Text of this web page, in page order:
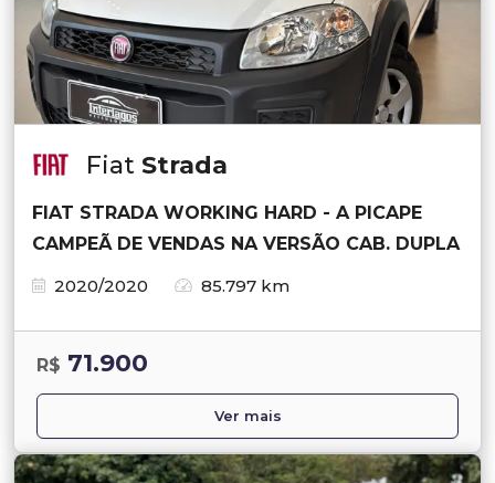
Fiat Strada
FIAT STRADA WORKING HARD - A PICAPE
CAMPEÃ DE VENDAS NA VERSÃO CAB. DUPLA
2020/2020
85.797 km
R$ 71.900
Ver mais